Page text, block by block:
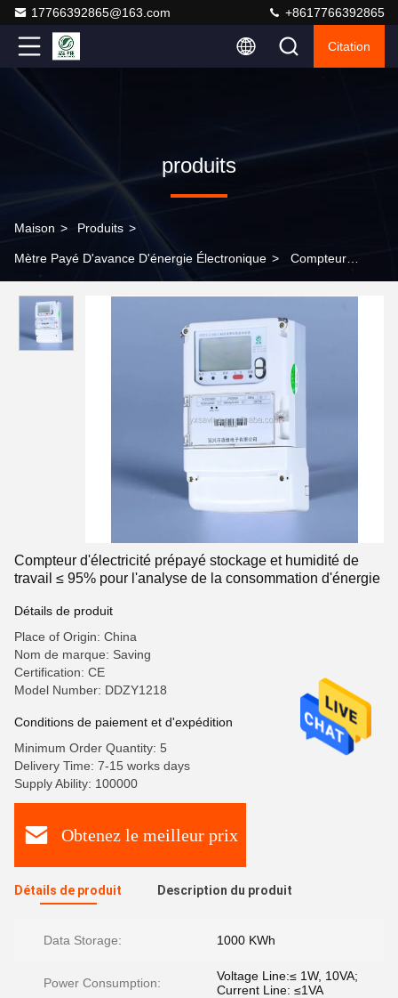
17766392865@163.com +8617766392865
Citation
produits
Maison > Produits >
Mètre Payé D'avance D'énergie Électronique > Compteur
l'analyse de la consommation d'énergie
Compteur d'électricité prépayé stockage et humidité de
travail ≤ 95% pour l'analyse de la consommation d'énergie
Détails de produit
Place of Origin: China
Nom de marque: Saving
Certification: CE
Model Number: DDZY1218
Conditions de paiement et d'expédition
Minimum Order Quantity: 5
Delivery Time: 7-15 works days
Supply Ability: 100000
Obtenez le meilleur prix
Détails de produit Description du produit
Data Storage: 1000 KWh
Power Consumption:
Voltage Line:≤ 1W, 10VA;
Current Line: ≤1VA